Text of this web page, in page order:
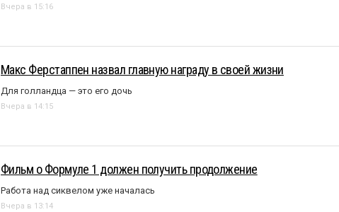
Вчера в 15:16
Макс Ферстаппен назвал главную награду в своей жизни
Для голландца — это его дочь
Вчера в 14:15
Фильм о Формуле 1 должен получить продолжение
Работа над сиквелом уже началась
Вчера в 13:14